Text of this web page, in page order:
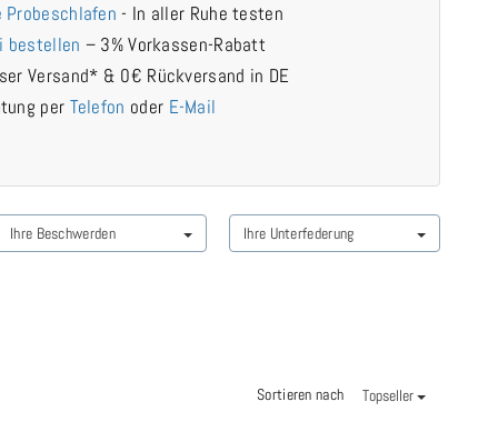
Probeschlafen - In aller Ruhe testen
bestellen – 3% Vorkassen-Rabatt
Versand* & 0€ Rückversand in DE
per Telefon oder E-Mail
Ihre Beschwerden Ihre Unterfederung
Sortieren nach Topseller